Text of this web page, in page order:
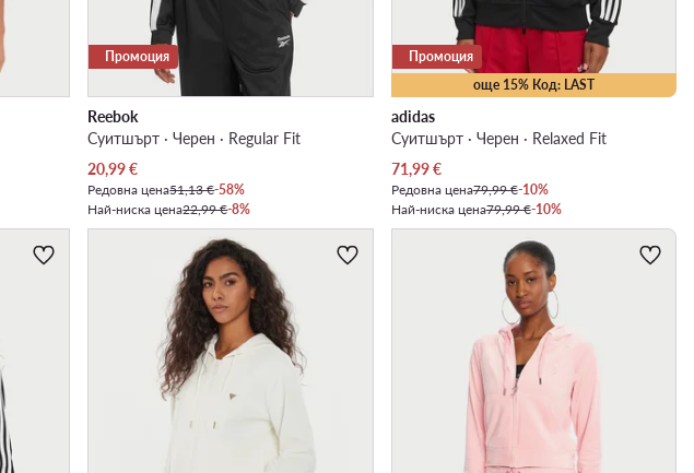
Промоция
Reebok
Суитшърт · Черен · Regular Fit
Актуална цена
20,99€
Редовна цена51,13 €-58%
Най-ниска цена22,99 €-8%
още 15% Код: LAST
Промоция
adidas
Суитшърт · Черен · Relaxed Fit
Актуална цена
71,99€
Редовна цена79,99 €-10%
Най-ниска цена79,99 €-10%